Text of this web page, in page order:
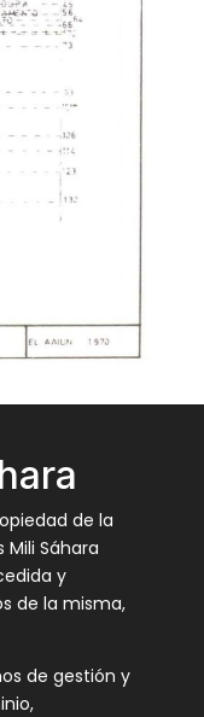
de la
Sáhara
y
de la misma,
de gestión y